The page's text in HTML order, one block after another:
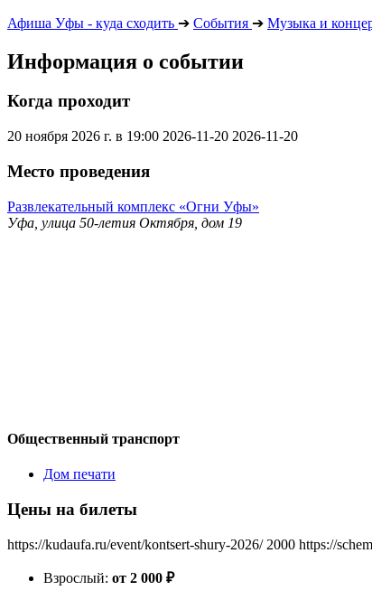
Афиша Уфы - куда сходить ➔ События ➔ Музыка и
Информация о событии
Когда проходит
20 ноября 2026 г. в 19:00 2026-11-20 2026-11-20
Место проведения
Развлекательный комплекс «Огни Уфы»
Уфа, улица 50-летия Октября, дом 19
Общественный транспорт
Дом печати
Цены на билеты
https://kudaufa.ru/event/kontsert-shury-2026/ 2000 https://
Взрослый: от 2 000 ₽